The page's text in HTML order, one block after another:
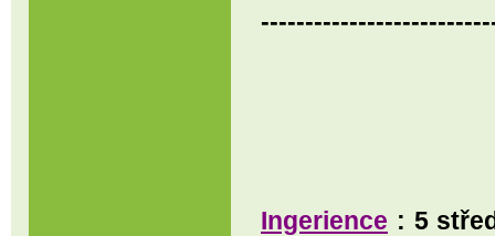
Ingerience : 5